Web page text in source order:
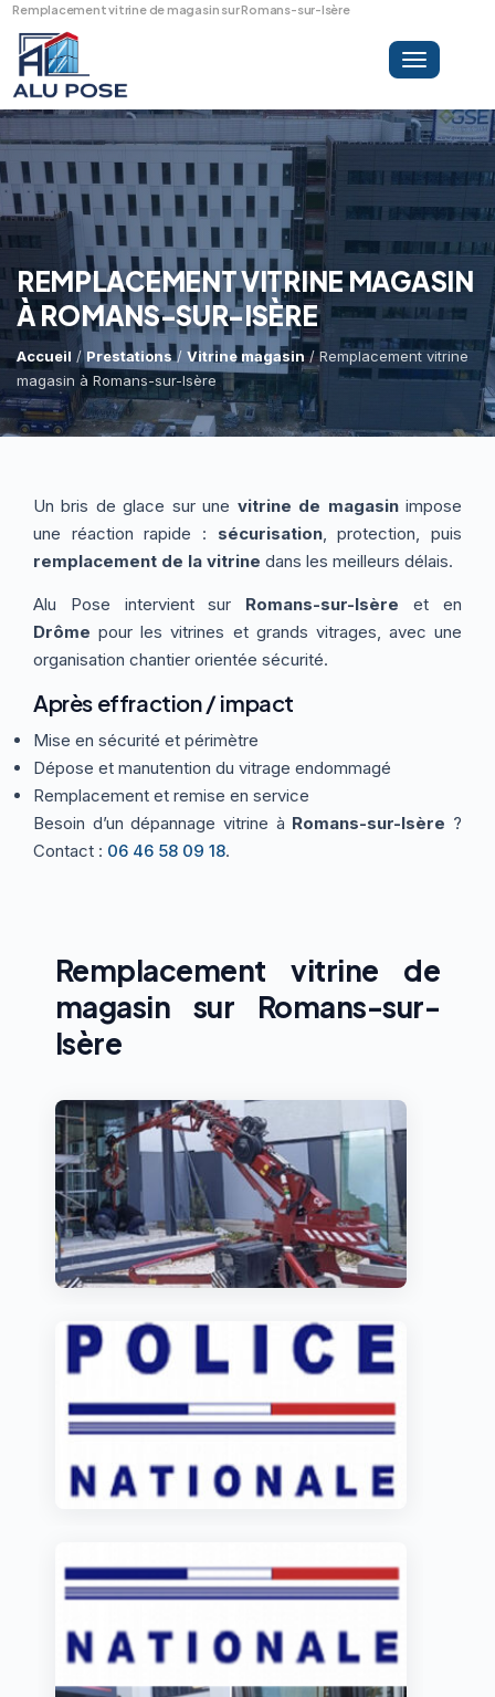
Remplacement vitrine de magasin sur Romans-sur-Isère
LA SOCIÉTÉ
PRESTATIONS
Dépannage Vitrages
Vitrine Magasin
Expertise Bris De Glace
Thermographie
MINI-GRUE ARAIGNÉE
Capacité De Levage
Nos Formules
RÉFÉRENCES
ACTUALITÉS
CONTACT
Toggle
REMPLACEMENT VITRINE MAGASIN
À ROMANS-SUR-ISÈRE
Accueil /Prestations / Vitrine magasin/ Remplacement vitrine
magasin à Romans-sur-Isère
Un bris de glace sur une vitrine de magasinimpose
une réaction rapide : sécurisation, protection, puis
remplacement de la vitrine dans les meilleurs délais.
Alu Pose intervient sur Romans-sur-Isère et en
Drôme pour les vitrines et grands vitrages, avec une
organisation chantier orientée sécurité.
Après effraction / impact
Mise en sécurité et périmètre
Dépose et manutention du vitrage endommagé
Remplacement et remise en service
Besoin d’un dépannage vitrine à Romans-sur-Isère ?
Contact : 06 46 58 09 18.
Remplacement vitrine de
magasin sur Romans-sur-
Isère